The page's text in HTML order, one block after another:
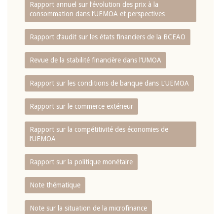
Rapport annuel sur l‘évolution des prix à la
consommation dans l‘UEMOA et perspectives
Rapport d‘audit sur les états financiers de la BCEAO
Revue de la stabilité financière dans l‘UMOA
Rapport sur les conditions de banque dans L‘UEMOA
Rapport sur le commerce extérieur
Rapport sur la compétitivité des économies de
l‘UEMOA
Rapport sur la politique monétaire
Note thématique
Note sur la situation de la microfinance